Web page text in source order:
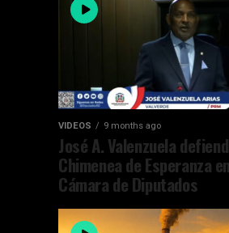
VIDEOS 9 months ago
José A. Valenzuela
Chimenea de Esperanza
Cámara de Diputados